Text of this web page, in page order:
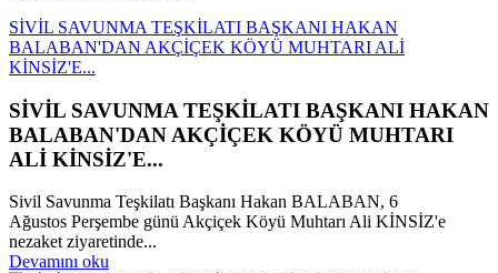
SİVİL SAVUNMA TEŞKİLATI BAŞKANI HAKAN
BALABAN'DAN AKÇİÇEK KÖYÜ MUHTARI ALİ
KİNSİZ'E...
SİVİL SAVUNMA TEŞKİLATI BAŞKANI HAKAN
BALABAN'DAN AKÇİÇEK KÖYÜ MUHTARI
ALİ KİNSİZ'E...
Sivil Savunma Teşkilatı Başkanı Hakan BALABAN, 6
Ağustos Perşembe günü Akçiçek Köyü Muhtarı Ali KİNSİZ'e
nezaket ziyaretinde...
Devamını oku